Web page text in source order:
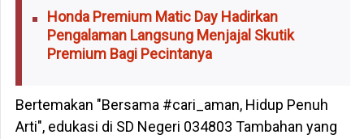
Honda Premium Matic Day Hadirkan
Pengalaman Langsung Menjajal Skutik
Premium Bagi Pecintanya
Bertemakan "Bersama #cari_aman, Hidup Penuh
Arti", edukasi di SD Negeri 034803 Tambahan yang